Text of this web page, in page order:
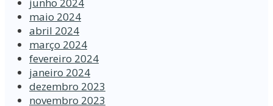
maio 2024
abril 2024
março 2024
fevereiro 2024
janeiro 2024
dezembro 2023
novembro 2023